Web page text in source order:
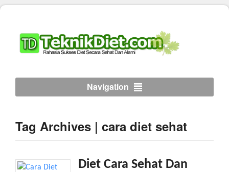
Navigation
Tag Archives | cara diet sehat
Diet Cara Sehat Dan